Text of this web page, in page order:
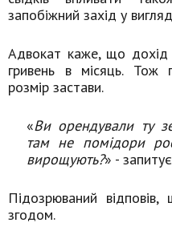
запобіжний захід у
Адвокат каже, що дохід
гривень в місяць. Тож
розмір застави.
«Ви орендували ту
там не помідори
вирощують?» -
Підозрюваний
згодом.